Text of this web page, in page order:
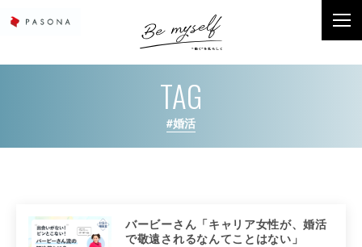
TAG
#婚活
バービーさん「キャリア女性が、婚活
で敬遠されるなんてことはない」